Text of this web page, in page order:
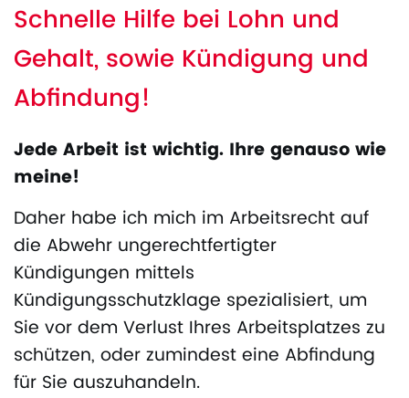
Schnelle Hilfe bei Lohn und
Gehalt, sowie Kündigung und
Abfindung!
Jede Arbeit ist wichtig. Ihre genauso wie
meine!
Daher habe ich mich im Arbeitsrecht auf
die Abwehr ungerechtfertigter
Kündigungen mittels
Kündigungsschutzklage spezialisiert, um
Sie vor dem Verlust Ihres Arbeitsplatzes zu
schützen, oder zumindest eine Abfindung
für Sie auszuhandeln.